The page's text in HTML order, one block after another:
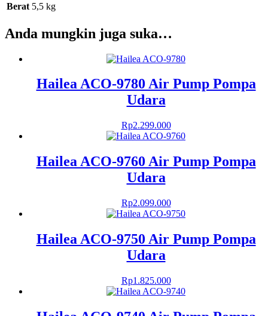
Berat 5,5 kg
Anda mungkin juga suka…
Hailea ACO-9780 Air Pump Pompa
Udara
Rp2.299.000
Hailea ACO-9760 Air Pump Pompa
Udara
Rp2.099.000
Hailea ACO-9750 Air Pump Pompa
Udara
Rp1.825.000